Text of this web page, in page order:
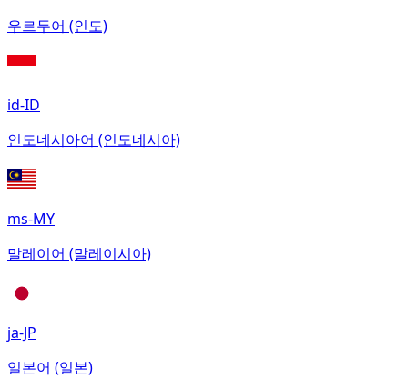
우르두어 (인도)
id-ID
인도네시아어 (인도네시아)
ms-MY
말레이어 (말레이시아)
ja-JP
일본어 (일본)